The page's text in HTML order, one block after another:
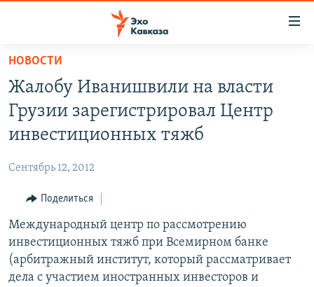
Вернуться
основному
содержанию
Вернутся
главной
навигации
Вернутся
поиску
НОВОСТИ
ТБИЛИСИ
СУХУМИ
ВЕСЬ КАВКАЗ
СЕВЕРНЫЙ КАВКАЗ
АРМЕНИЯ
АЗЕРБАЙДЖАН
ТЕМЫ
ПОЛИТИКА
ЭКОНОМИКА
ОБЩЕСТВО
РУБРИКИ
НЕКРУГЛЫЙ СТОЛ
ГОСТЬ НЕДЕЛИ
МУЛЬТИМЕДИА
ВИДЕО
АУДИО
НОВОСТИ
Жалобу Иванишвили на власти
Грузии зарегистрировал Центр
инвестиционных тяжб
Сентябрь 12, 2012
Поделиться
Международный центр по рассмотрению
инвестиционных тяжб при Всемирном банке
(арбитражный институт, который рассматривает
дела с участием иностранных инвесторов и